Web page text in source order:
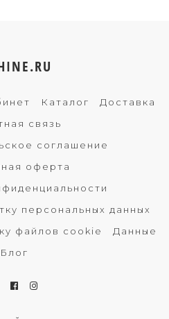
Каталог
Доставка
связь
соглашение
оферта
персональных данных
файлов cookie
Данные
Блог